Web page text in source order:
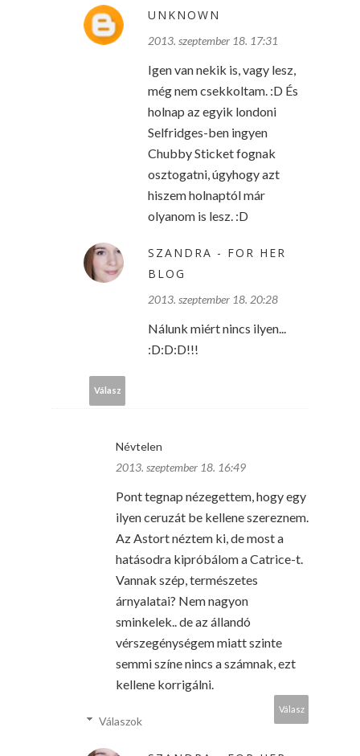
UNKNOWN
2013. szeptember 18. 17:31
Igen van nekik is, vagy lesz,
még nem csekkoltam. :D És
holnap az egyik londoni
Selfridges-ben ingyen
Chubby Sticket fognak
osztogatni, úgyhogy azt
hiszem holnaptól már
olyanom is lesz. :D
SZANDRA - FOR HER
BLOG
2013. szeptember 18. 20:28
Nálunk miért nincs ilyen...
:D:D:D!!!
Válasz
Névtelen
2013. szeptember 18. 16:49
Pont tegnap nézegettem, hogy egy
ilyen ceruzát be kellene szereznem.
Az Astort néztem ki, de most a
hatásodra kipróbálom a Catrice-t.
Vannak szép, természetes
árnyalatai? Nem nagyon
sminkelek.. de az állandó
vérszegénységem miatt szinte
semmi színe nincs a számnak, ezt
kellene korrigálni.
Válasz
Válaszok